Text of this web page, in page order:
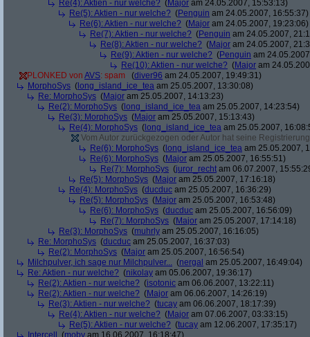
Re(4): Aktien - nur welche? (Major am 24.05.2007, 15:53:13)
Re(5): Aktien - nur welche? (Penguin am 24.05.2007, 16:55:37)
Re(6): Aktien - nur welche? (Major am 24.05.2007, 19:23:06)
Re(7): Aktien - nur welche? (Penguin am 24.05.2007,
Re(8): Aktien - nur welche? (Major am 24.05.2007,
Re(9): Aktien - nur welche? (Penguin am
Re(10): Aktien - nur welche? (Major am
PLONKED von AVS: spam (diver96 am 24.05.2007, 19:49:31)
MorphoSys ( long_island_ice_tea am 25.05.2007, 13:30:08)
Re: MorphoSys (Major am 25.05.2007, 14:13:23)
Re(2): MorphoSys ( long_island_ice_tea am 25.05.2007, 14:23:54)
Re(3): MorphoSys (Major am 25.05.2007, 15:13:43)
Re(4): MorphoSys ( long_island_ice_tea am 25.05.2007,
Vom Autor zurückgezogen oder Autor hat seine
Re(6): MorphoSys ( long_island_ice_tea am 25.05.2007,
Re(6): MorphoSys (Major am 25.05.2007, 16:55:51)
Re(7): MorphoSys (juror_recht am 06.07.2007,
Re(5): MorphoSys (Major am 25.05.2007, 17:16:18)
Re(4): MorphoSys (ducduc am 25.05.2007, 16:36:29)
Re(5): MorphoSys (Major am 25.05.2007, 16:53:48)
Re(6): MorphoSys (ducduc am 25.05.2007, 16:56:09)
Re(7): MorphoSys (Major am 25.05.2007, 17:14:18)
Re(3): MorphoSys (muhrly am 25.05.2007, 16:16:05)
Re: MorphoSys (ducduc am 25.05.2007, 16:37:03)
Re(2): MorphoSys (Major am 25.05.2007, 16:56:54)
Milchpulver, ich sage nur Milchpulver... (nergal am 25.05.2007, 16:49:04)
Re: Aktien - nur welche? (nikolay am 05.06.2007, 19:36:17)
Re(2): Aktien - nur welche? (isotonic am 06.06.2007, 13:22:11)
Re(2): Aktien - nur welche? (Major am 06.06.2007, 14:26:19)
Re(3): Aktien - nur welche? (tucay am 06.06.2007, 18:17:39)
Re(4): Aktien - nur welche? (Major am 07.06.2007, 03:33:15)
Re(5): Aktien - nur welche? (tucay am 12.06.2007, 17:35:17)
Intercell
(moby am 16.06.2007, 16:18:47)